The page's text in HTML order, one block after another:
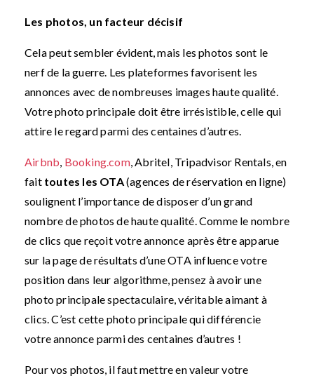
Les photos, un facteur décisif
Cela peut sembler évident, mais les photos sont le
nerf de la guerre. Les plateformes favorisent les
annonces avec de nombreuses images haute qualité.
Votre photo principale doit être irrésistible, celle qui
attire le regard parmi des centaines d’autres.
Airbnb, Booking.com, Abritel, Tripadvisor Rentals, en
fait toutes les OTA(agences de réservation en ligne)
soulignent l’importance de disposer d’un grand
nombre de photos de haute qualité. Comme le nombre
de clics que reçoit votre annonce après être apparue
sur la page de résultats d’une OTA influence votre
position dans leur algorithme, pensez à avoir une
photo principale spectaculaire, véritable aimant à
clics. C’est cette photo principale qui différencie
votre annonce parmi des centaines d’autres !
Pour vos photos, il faut mettre en valeur votre